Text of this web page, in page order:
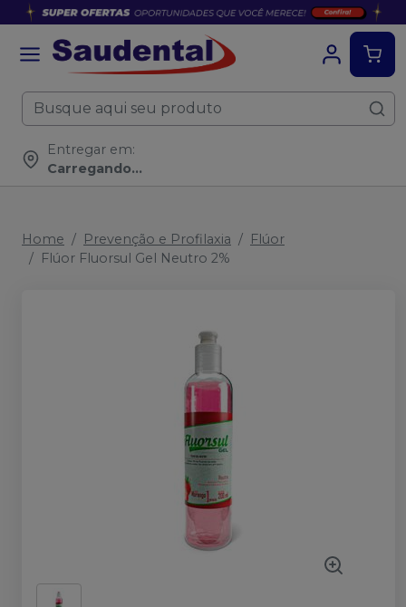
Entregar em:
Carregando...
Home Prevenção e Profilaxia
Flúor
Flúor Fluorsul Gel Neutro 2%